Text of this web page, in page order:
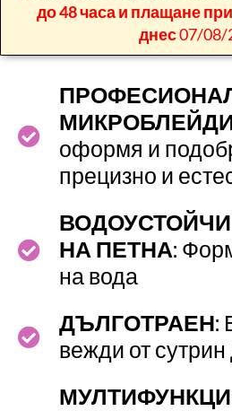
до 48 часа и плащане
днес07/08/
оформя и
прецизно и
НА ПЕТНА:
на вода
ДЪЛГОТРАЕН:
вежди от сутрин